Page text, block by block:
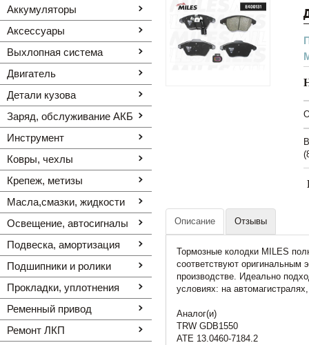
Аккумуляторы
Аксессуары
Выхлопная система
Двигатель
Детали кузова
Заряд, обслуживание АКБ
Инструмент
Ковры, чехлы
Крепеж, метизы
Масла,смазки, жидкости
Освещение, автоcигналы
Подвеска, амортизация
Подшипники и ролики
Прокладки, уплотнения
Ременный привод
Ремонт ЛКП
Описание Отзывы
Тормозные колодки MILES
соответствуют оригинальным
производстве. Идеально
условиях: на
Аналог(и)
TRW GDB1550
ATE 13.0460-7184.2